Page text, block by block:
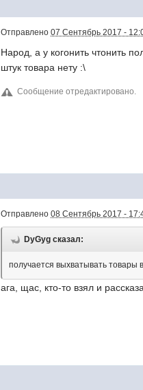
Отправлено07 Сентябрь 2017 -
Народ, а у когонить чтонить
штук товара нету :\
Сообщение отредактировано.
Отправлено08 Сентябрь 2017 -
DyGyg сказал:
получается выхватывать товары
ага, щас, кто-то взял и